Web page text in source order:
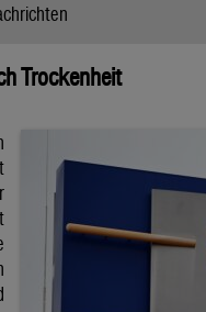
Trockenheit